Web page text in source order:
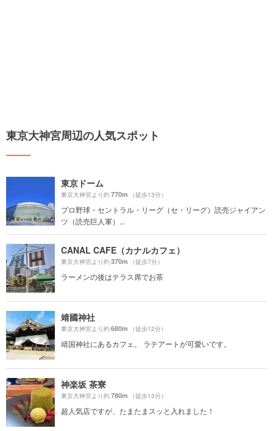
東京大神宮周辺の人気スポット
東京ドーム
東京大神宮より約770m （徒歩13分）
プロ野球・セントラル・リーグ（セ・リーグ）読売ジャイアン
ツ（読売巨人軍）...
CANAL CAFE（カナルカフェ）
東京大神宮より約370m （徒歩7分）
ラーメンの後はテラス席でお茶
靖國神社
東京大神宮より約680m （徒歩12分）
靖国神社にあるカフェ。 ラテアートが可愛いです。
神楽坂 茶寮
東京大神宮より約780m （徒歩13分）
超人気店ですが、たまたまスッと入れました！